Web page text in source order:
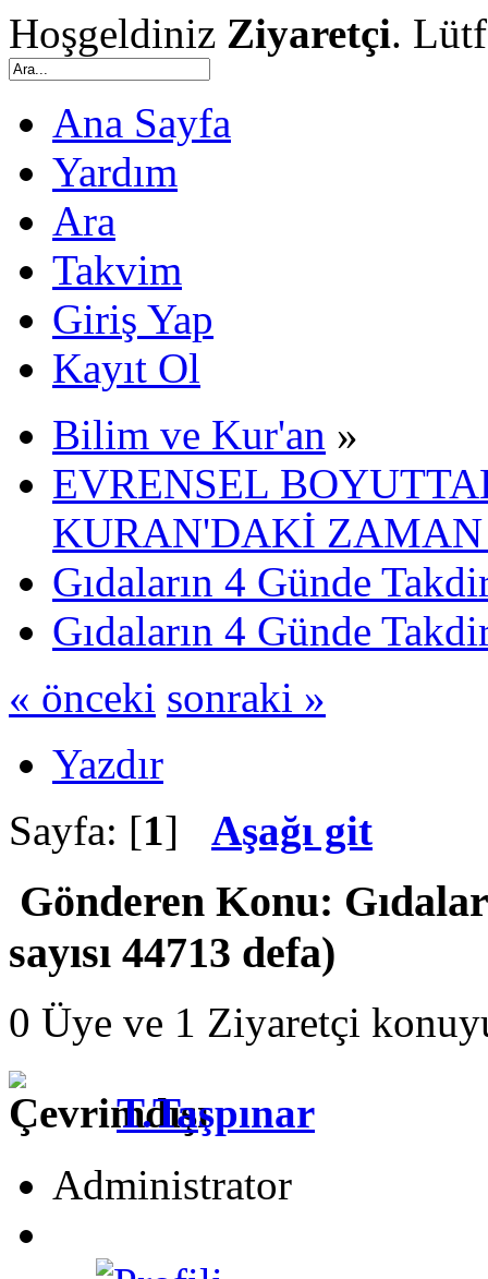
Hoşgeldiniz Ziyaretçi.
Ana Sayfa
Yardım
Ara
Takvim
Giriş Yap
Kayıt Ol
Bilim ve Kur'an »
EVRENSEL
KURAN'DAKİ
Gıdaların 4 Günde
Gıdaların 4 Günde
« önceki sonraki »
Yazdır
Sayfa: [1] Aşağı git
Gönderen Konu:
sayısı 44713 defa)
0 Üye ve 1 Ziyaretçi
T.Taşpınar
Administrator